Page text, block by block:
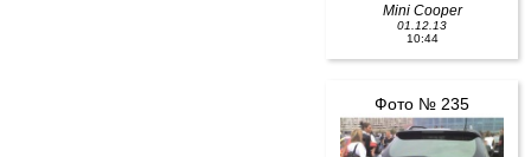
Mini Cooper
01.12.13
10:44
Фото № 235